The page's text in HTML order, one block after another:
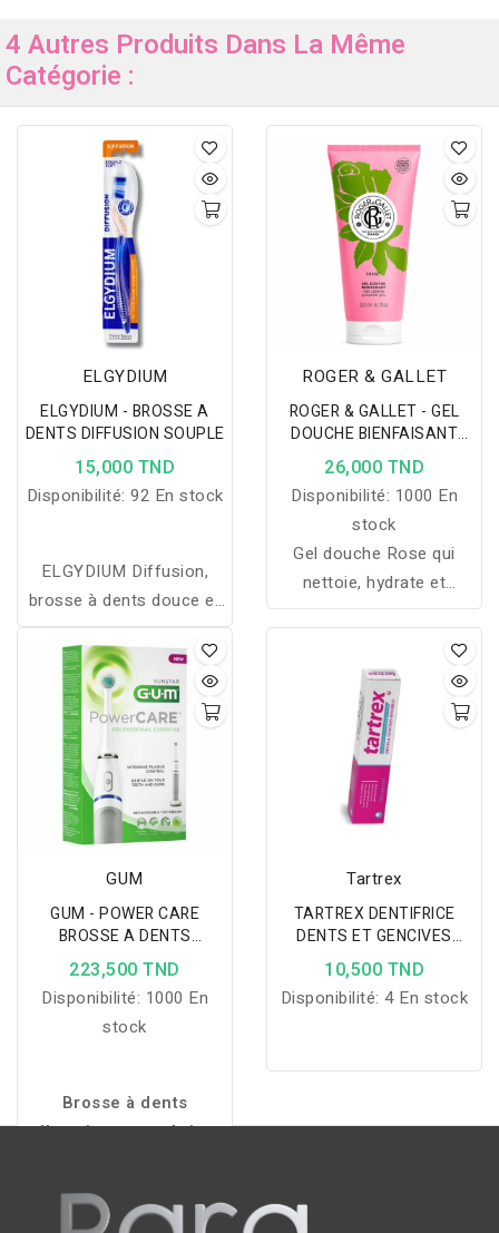
4 Autres Produits Dans La Même
Catégorie :
ELGYDIUM
ELGYDIUM - BROSSE A
DENTS DIFFUSION SOUPLE
15,000 TND
Disponibilité: 92 En stock
ELGYDIUM Diffusion,
brosse à dents douce et
innovante, nettoie en
profondeur même les
zones difficiles d’accès
grâce à sa technologie
sans agrafe.
ROGER & GALLET
ROGER & GALLET - GEL
DOUCHE BIENFAISANT
ROSE 200ML
26,000 TND
Disponibilité: 1000 En
stock
Gel douche Rose qui
nettoie, hydrate et
parfume la peau avec des
notes florales douces
pour un moment de bien-
être.
GUM
GUM - POWER CARE
BROSSE A DENTS
ELECTRIQUE
223,500 TND
Disponibilité: 1000 En
stock
Brosse à dents
électrique avec brins
pression et modes de
brossage adaptés pour
Tartrex
TARTREX DENTIFRICE
DENTS ET GENCIVES
SENSIBLES
10,500 TND
Disponibilité:4 En stock